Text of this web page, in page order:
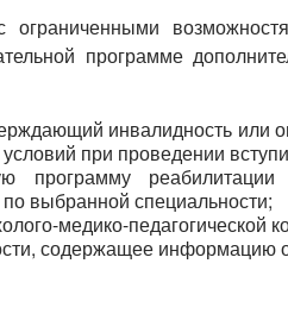
программе
инвалидность или
при проведении
программу
выбранной специальности;
медико-педагогической
содержащее информацию